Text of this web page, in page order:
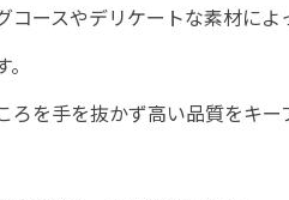
コースやデリケートな素材に
ろを手を抜かず高い品質をキ